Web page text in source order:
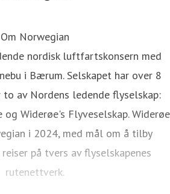
Om Norwegian
nordisk luftfartskonsern med
i Bærum. Selskapet har over 8
av Nordens ledende flyselskap:
Widerøe's Flyveselskap. Widerøe
i 2024, med mål om å tilby
på tvers av flyselskapenes
rutenettverk.